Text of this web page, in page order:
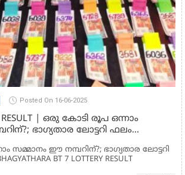
Posted On 16-06-2025
RESULT | ഒരു കോടി രൂപ ഒന്നാം
ഭാ​ഗ്യതാര ലോട്ടറി ഫലം
സമ്മാനം ഈ നമ്പറിന്?; ഭാ​ഗ്യതാര ലോട്ടറി
BT 7 LOTTERY RESULT